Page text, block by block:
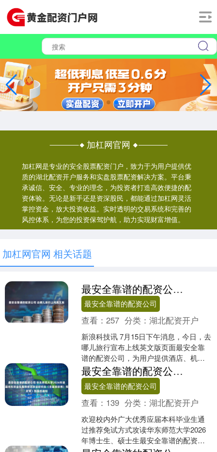
加杠网官网
加杠网是专业的安全股票配资门户，致力于为用户提供优
质的湖北配资开户服务和实盘股票配资解决方案。平台秉
承诚信、安全、专业的理念，为投资者打造高效便捷的配
资体验。无论是新手还是资深股民，都能通过加杠网灵活
掌控资金，放大投资收益。实时透明的交易系统和完善的
风控体系，为您的投资保驾护航，助力实现财富增值。
加杠网官网 相关话题
最安全靠谱的配资公司 去哪儿旅行上线英文版
最安全靠谱的配资公司
查看：257 分类：湖北配资开户
新浪科技讯 7月15日下午消息，今日，去
哪儿旅行宣布上线英文版页面最安全靠
谱的配资公司，为用户提供酒店、机
票、火车和度假产品的英文预订服务。
据介绍，安卓用户打开....
最安全靠谱的配资公司 华东师范大学2026年接收优秀应届本科毕业生推荐免试攻读研究生（含直接攻博）预报名通知
最安全靠谱的配资公司
查看： 139 分类：湖北配资开户
欢迎校内外广大优秀应届本科毕业生通
过推荐免试方式攻读华东师范大学2026
年博士生、硕士生最安全靠谱的配资公